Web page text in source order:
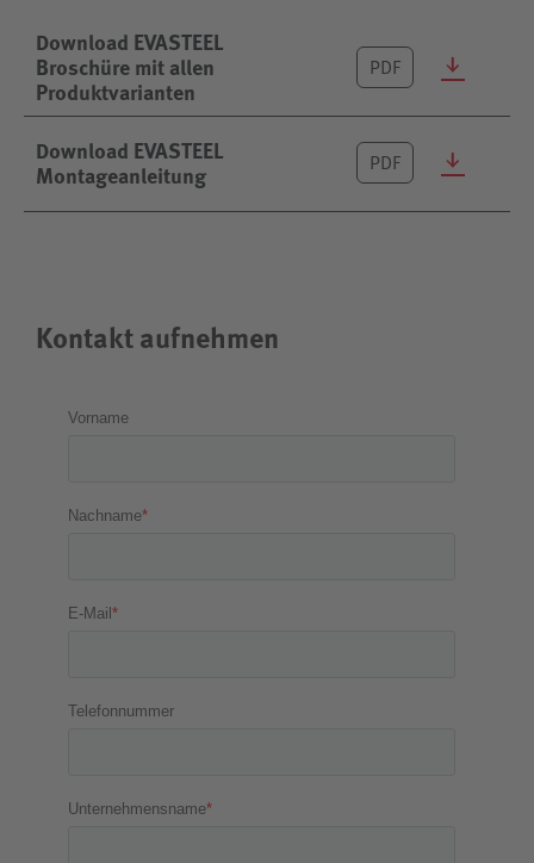
Download EVASTEEL
Broschüre mit allen
Produktvarianten
PDF
Download EVASTEEL
Montageanleitung
PDF
Kontakt aufnehmen